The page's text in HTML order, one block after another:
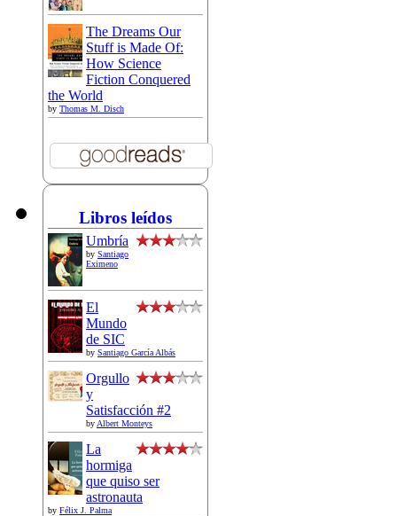
The Dreams Our
Stuff is Made Of:
How Science
Fiction Conquered
the World
by Thomas M. Disch
Libros leídos
Umbría
by Santiago
Eximeno
El
Mundo
de SIC
by Santiago García Albás
Orgullo
y
Satisfacción #2
by Albert Monteys
La
hormiga
que quiso ser
astronauta
by Félix J. Palma